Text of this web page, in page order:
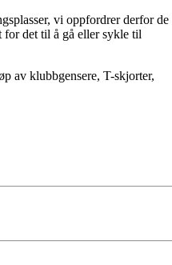
vi oppfordrer derfor de
det til å gå eller sykle til
av klubbgensere, T-skjorter,